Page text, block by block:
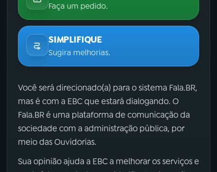
Faça um pedido.
SIMPLIFIQUE
Sugira melhorias.
Você será direcionado(a) para o sistema Fala.BR,
mas é com a EBC que estará dialogando. O
Fala.BR é uma plataforma de comunicação da
sociedade com a administração pública, por
meio das Ouvidorias.
Sua opinião ajuda a EBC a melhorar os serviços e